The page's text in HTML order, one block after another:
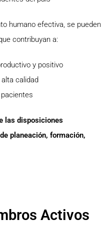
humano efectiva, se pueden
contribuyan a:
y positivo
calidad
las disposiciones
planeación, formación,
Activos